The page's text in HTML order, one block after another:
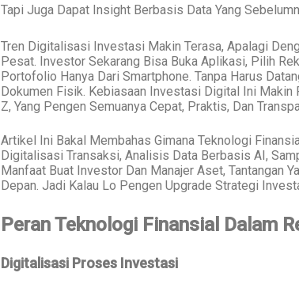
Tapi Juga Dapat Insight Berbasis Data Yang
Tren Digitalisasi Investasi Makin Terasa, Apalagi
Pesat. Investor Sekarang Bisa Buka Aplikasi, Pilih
Portofolio Hanya Dari Smartphone. Tanpa Harus
Dokumen Fisik. Kebiasaan Investasi Digital Ini Makin
Z, Yang Pengen Semuanya Cepat, Praktis, Dan
Artikel Ini Bakal Membahas Gimana Teknologi
Digitalisasi Transaksi, Analisis Data Berbasis AI,
Manfaat Buat Investor Dan Manajer Aset, Tantangan
Depan. Jadi Kalau Lo Pengen Upgrade Strategi
Peran Teknologi Finansial Dalam
Digitalisasi Proses Investasi